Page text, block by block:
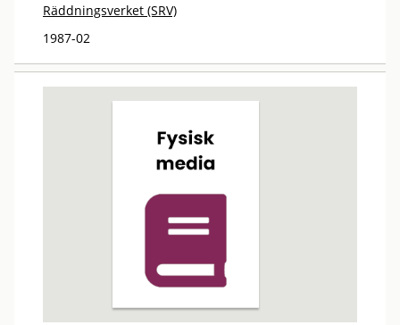
Räddningsverket (SRV)
1987-02